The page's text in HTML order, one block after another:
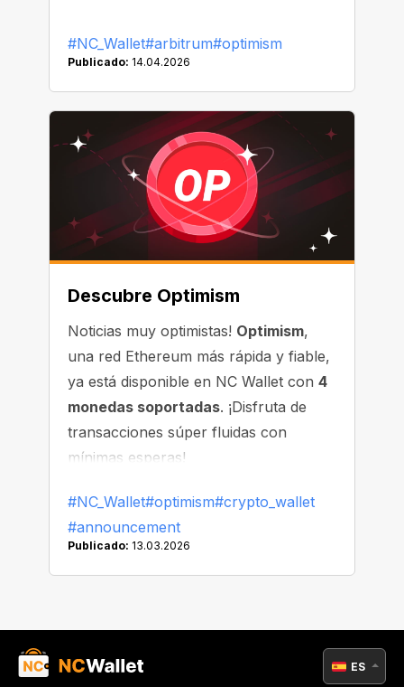
#NC_Wallet#arbitrum#optimism
Publicado: 14.04.2026
Descubre Optimism
Noticias muy optimistas! Optimism,
una red Ethereum más rápida y fiable,
ya está disponible en NC Wallet con 4
monedas soportadas. ¡Disfruta de
transacciones súper fluidas con
mínimas esperas!
#NC_Wallet#optimism#crypto_wallet
#announcement
Publicado: 13.03.2026
ES